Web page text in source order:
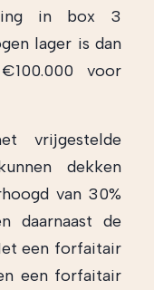
in box 3
lager is dan
voor
vrijgestelde
dekken
van 30%
daarnaast de
een forfaitair
een forfaitair